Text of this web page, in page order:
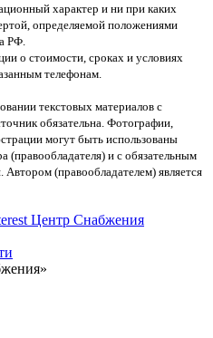
характер и ни при каких
определяемой положениями
РФ.
о стоимости, сроках и условиях
телефонам.
текстовых материалов с
обязательна. Фотографии,
могут быть использованы
(правообладателя) и с обязательным
Автором (правообладателем) является